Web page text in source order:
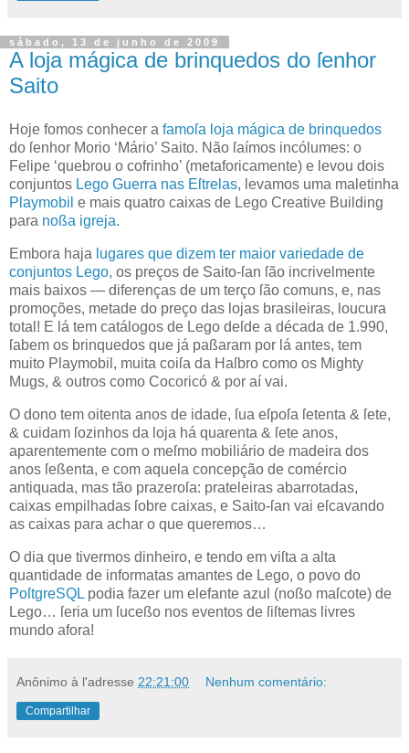
sábado, 13 de junho de 2009
A loja mágica de brinquedos do ſenhor
Saito
Hoje fomos conhecer a famoſa loja mágica de brinquedos
do ſenhor Morio ‘Mário’ Saito. Não ſaímos incólumes: o
Felipe ‘quebrou o cofrinho’ (metaforicamente) e levou dois
conjuntos Lego Guerra nas Eſtrelas, levamos uma maletinha
Playmobil e mais quatro caixas de Lego Creative Building
para noßa igreja.
Embora haja lugares que dizem ter maior variedade de
conjuntos Lego, os preços de Saito-ſan ſão incrivelmente
mais baixos — diferenças de um terço ſão comuns, e, nas
promoções, metade do preço das lojas brasileiras, loucura
total! E lá tem catálogos de Lego deſde a década de 1.990,
ſabem os brinquedos que já paßaram por lá antes, tem
muito Playmobil, muita coiſa da Haſbro como os Mighty
Mugs, & outros como Cocoricó & por aí vai.
O dono tem oitenta anos de idade, ſua eſpoſa ſetenta & ſete,
& cuidam ſozinhos da loja há quarenta & ſete anos,
aparentemente com o meſmo mobiliário de madeira dos
anos ſeßenta, e com aquela concepção de comércio
antiquada, mas tão prazeroſa: prateleiras abarrotadas,
caixas empilhadas ſobre caixas, e Saito-ſan vai eſcavando
as caixas para achar o que queremos…
O dia que tivermos dinheiro, e tendo em viſta a alta
quantidade de informatas amantes de Lego, o povo do
PoſtgreSQL podia fazer um elefante azul (noßo maſcote) de
Lego… ſeria um ſuceßo nos eventos de ſiſtemas livres
mundo afora!
Anônimo à l'adresse 22:21:00 Nenhum comentário:
Compartilhar